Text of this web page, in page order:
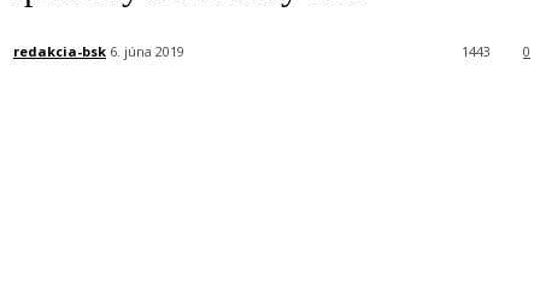
redakcia-bsk 6. júna 2019 0
1443